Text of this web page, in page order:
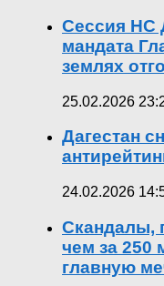
Сессия НС
мандата
землях
25.02.2026
Дагестан
24.02.2026
Скандалы,
чем за 250
главную